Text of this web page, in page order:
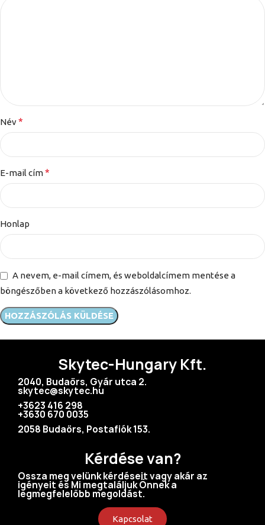
Név*
E-mail cím*
Honlap
A nevem, e-mail címem, és weboldalcímem mentése a
böngészőben a következő hozzászólásomhoz.
Skytec-Hungary Kft.
2040, Budaörs, Gyár utca 2.
skytec@skytec.hu
+3623 416 298
+3630 670 0035
2058 Budaörs, Postafiók 153.
Kérdése van?
Ossza meg velünk kérdéseit vagy akár az
igényeit és Mi megtaláljuk Önnek a
legmegfelelőbb megoldást.
Kapcsolat